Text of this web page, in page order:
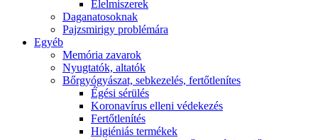
É́lelmiszerek
Daganatosoknak
Pajzsmirigy problémára
Egyéb
Memória zavarok
Nyugtatók, altatók
Bőrgyógyászat, sebkezelés, fertőtlenítes
É́gési sérülés
Koronavírus elleni védekezés
Fertőtlenítés
Higiéniás termékek